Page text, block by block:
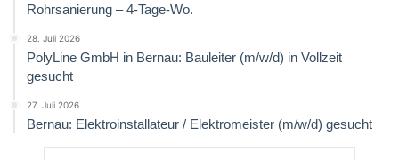
Rohrsanierung – 4-Tage-Wo.
28. Juli 2026
PolyLine GmbH in Bernau: Bauleiter (m/w/d) in Vollzeit
gesucht
27. Juli 2026
Bernau: Elektroinstallateur / Elektromeister (m/w/d) gesucht